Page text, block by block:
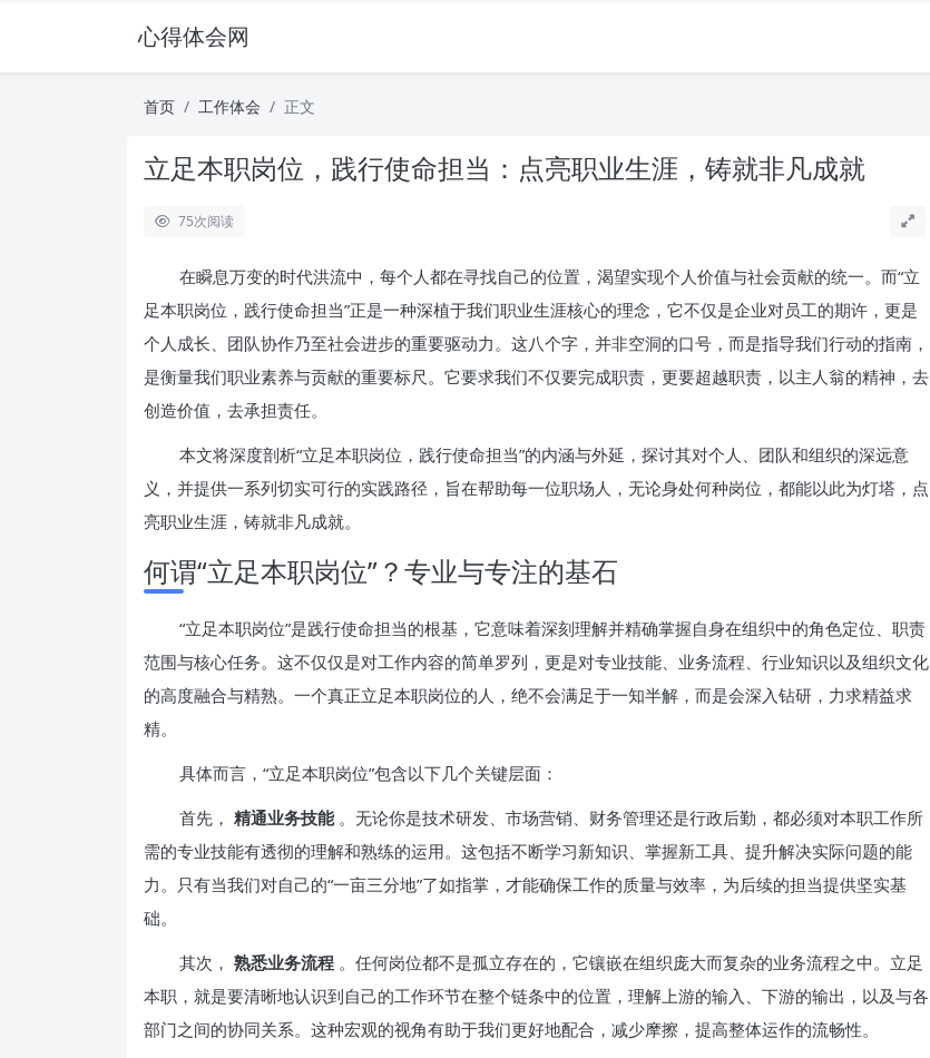
心得体会网
首页 工作体会 正文
立足本职岗位，践行使命担当：点亮职业生涯，铸就非凡成就
75次阅读
在瞬息万变的时代洪流中，每个人都在寻找自己的位置，渴望实现个人价值与社会贡献的统一。而“立
足本职岗位，践行使命担当”正是一种深植于我们职业生涯核心的理念，它不仅是企业对员工的期许，更是
个人成长、团队协作乃至社会进步的重要驱动力。这八个字，并非空洞的口号，而是指导我们行动的指南，
是衡量我们职业素养与贡献的重要标尺。它要求我们不仅要完成职责，更要超越职责，以主人翁的精神，去
创造价值，去承担责任。
本文将深度剖析“立足本职岗位，践行使命担当”的内涵与外延，探讨其对个人、团队和组织的深远意
义，并提供一系列切实可行的实践路径，旨在帮助每一位职场人，无论身处何种岗位，都能以此为灯塔，点
亮职业生涯，铸就非凡成就。
何谓“立足本职岗位”？专业与专注的基石
“立足本职岗位”是践行使命担当的根基，它意味着深刻理解并精确掌握自身在组织中的角色定位、职责
范围与核心任务。这不仅仅是对工作内容的简单罗列，更是对专业技能、业务流程、行业知识以及组织文化
的高度融合与精熟。一个真正立足本职岗位的人，绝不会满足于一知半解，而是会深入钻研，力求精益求
精。
具体而言，“立足本职岗位”包含以下几个关键层面：
首先， 精通业务技能 。无论你是技术研发、市场营销、财务管理还是行政后勤，都必须对本职工作所
需的专业技能有透彻的理解和熟练的运用。这包括不断学习新知识、掌握新工具、提升解决实际问题的能
力。只有当我们对自己的“一亩三分地”了如指掌，才能确保工作的质量与效率，为后续的担当提供坚实基
础。
其次， 熟悉业务流程 。任何岗位都不是孤立存在的，它镶嵌在组织庞大而复杂的业务流程之中。立足
本职，就是要清晰地认识到自己的工作环节在整个链条中的位置，理解上游的输入、下游的输出，以及与各
部门之间的协同关系。这种宏观的视角有助于我们更好地配合，减少摩擦，提高整体运作的流畅性。